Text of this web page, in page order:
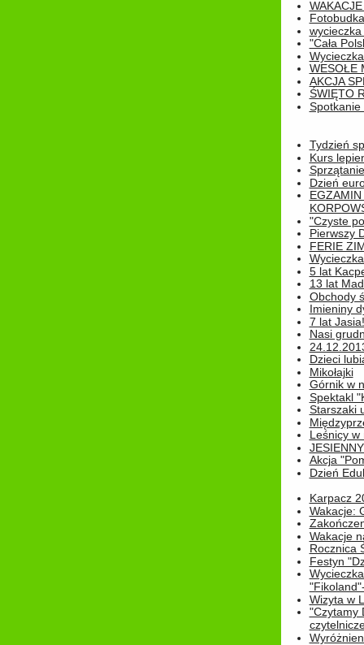
Fotobudka
"Cała
WESOŁE
AKCJA
ŚWIĘTO
Spotkanie
Tydzień
Kurs
Dzień
"Czyste
Pierwszy
FERIE
5 lat
13 lat
Obchody
Imieniny
7 lat Jasia!
Nasi
Dzieci
Mikołajki
Górnik w
Spektakl
Starszaki
Leśnicy w
Akcja
Dzień
Karpacz
Wakacje:
Wakacje
Rocznica
Festyn
Wizyta w
"Czytamy